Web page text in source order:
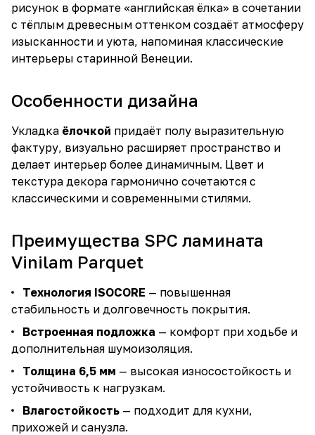
рисунок в формате «английская ёлка» в сочетании
с тёплым древесным оттенком создаёт атмосферу
изысканности и уюта, напоминая классические
интерьеры старинной Венеции.
Особенности дизайна
Укладка ёлочкой придаёт полу выразительную
фактуру, визуально расширяет пространство и
делает интерьер более динамичным. Цвет и
текстура декора гармонично сочетаются с
классическими и современными стилями.
Преимущества SPC ламината
Vinilam Parquet
Технология ISOCORE — повышенная
стабильность и долговечность покрытия.
Встроенная подложка — комфорт при ходьбе и
дополнительная шумоизоляция.
Толщина 6,5 мм — высокая износостойкость и
устойчивость к нагрузкам.
Влагостойкость — подходит для кухни,
прихожей и санузла.